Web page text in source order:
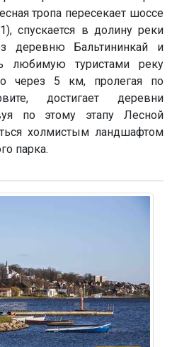
тропа пересекает шоссе
спускается в долину реки
деревню Бальтининкай и
любимую туристами реку
через 5 км, пролегая по
достигает деревни
по этому этапу Лесной
холмистым ландшафтом
парка.